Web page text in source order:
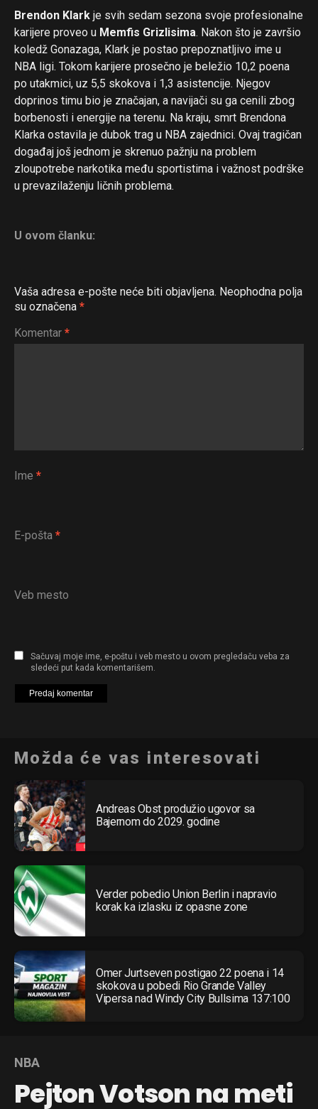
Brendon Klark je svih sedam sezona svoje profesionalne
karijere proveo u Memfis Grizlisima. Nakon što je završio
koledž Gonazaga, Klark je postao prepoznatljivo ime u
NBA ligi. Tokom karijere prosečno je beležio 10,2 poena
po utakmici, uz 5,5 skokova i 1,3 asistencije. Njegov
doprinos timu bio je značajan, a navijači su ga cenili zbog
borbenosti i energije na terenu. Na kraju, smrt Brendona
Klarka ostavila je dubok trag u NBA zajednici. Ovaj tragičan
događaj još jednom je skrenuo pažnju na problem
zloupotrebe narkotika među sportistima i važnost podrške
u prevazilaženju ličnih problema.
U ovom članku:
Vaša adresa e-pošte neće biti objavljena. Neophodna polja
su označena *
Komentar *
Ime *
E-pošta *
Veb mesto
Sačuvaj moje ime, e-poštu i veb mesto u ovom pregledaču veba za
sledeći put kada komentarišem.
Možda će vas interesovati
Andreas Obst produžio ugovor sa
Bajernom do 2029. godine
Verder pobedio Union Berlin i napravio
korak ka izlasku iz opasne zone
Omer Jurtseven postigao 22 poena i 14
skokova u pobedi Rio Grande Valley
Vipersa nad Windy City Bullsima 137:100
NBA
Pejton Votson na meti